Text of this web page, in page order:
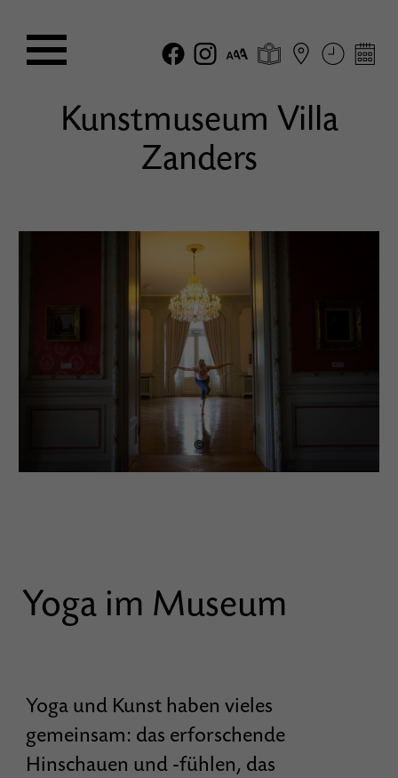
Kunstmuseum Villa
Zanders
©
Yoga im Museum
Yoga und Kunst haben vieles
gemeinsam: das erforschende
Hinschauen und -fühlen, das